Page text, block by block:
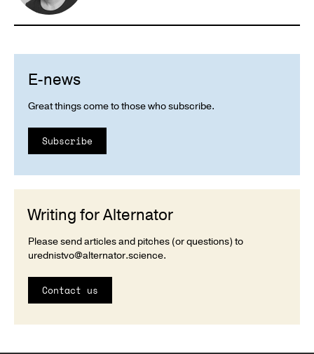
E-news
Great things come to those who subscribe.
Subscribe
Writing for Alternator
Please send articles and pitches (or questions) to
urednistvo@alternator.science.
Contact us